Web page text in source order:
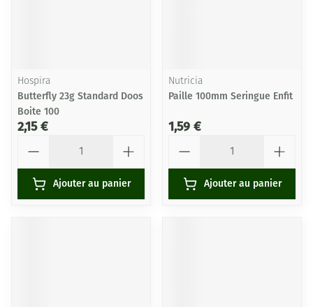
Hospira
Butterfly 23g Standard Doos
Boite 100
2,15 €
Ajouter au panier
Nutricia
Paille 100mm Seringue Enfit
1,59 €
Ajouter au panier